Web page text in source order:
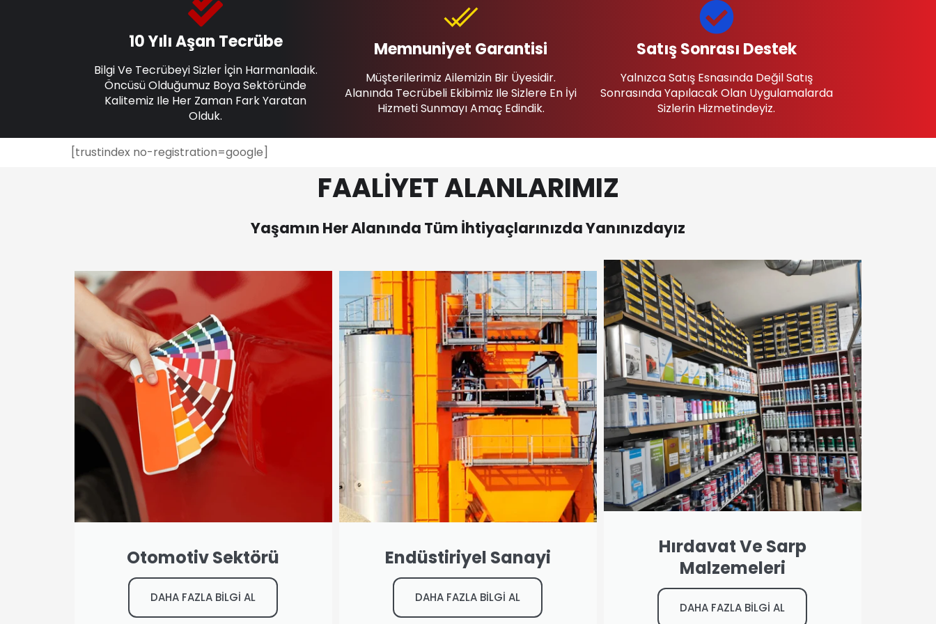
10 Yılı Aşan Tecrübe
Bilgi Ve Tecrübeyi Sizler İçin Harmanladık.
Öncüsü Olduğumuz Boya Sektöründe
Kalitemiz Ile Her Zaman Fark Yaratan
Olduk.
Memnuniyet Garantisi
Müşterilerimiz Ailemizin Bir Üyesidir.
Alanında Tecrübeli Ekibimiz Ile Sizlere En İyi
Hizmeti Sunmayı Amaç Edindik.
Satış Sonrası Destek
Yalnızca Satış Esnasında Değil Satış
Sonrasında Yapılacak Olan Uygulamalarda
Sizlerin Hizmetindeyiz.
[trustindex no-registration=google]
FAALİYET ALANLARIMIZ
Yaşamın Her Alanında Tüm İhtiyaçlarınızda Yanınızdayız
Otomotiv Sektörü
DAHA FAZLA BİLGİ AL
Endüstiriyel Sanayi
DAHA FAZLA BİLGİ AL
Hırdavat Ve Sarp
Malzemeleri
DAHA FAZLA BİLGİ AL